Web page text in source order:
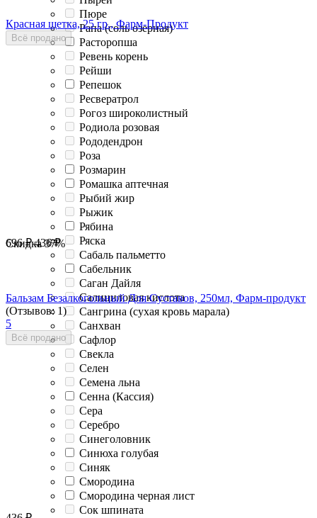
Пюре
Рапа (соль озерная)
Расторопша
Ревень корень
Рейши
Репешок
Ресвератрол
Рогоз широколистный
Родиола розовая
Рододендрон
Роза
Розмарин
Ромашка аптечная
Рыбий жир
Рыжик
Рябина
Ряска
Сабаль пальметто
Сабельник
Саган Дайля
Салициловая кислота
Сангрина (сухая кровь марала)
Санхван
Сафлор
Свекла
Селен
Семена льна
Сенна (Кассия)
Сера
Серебро
Синеголовник
Синюха голубая
Синяк
Смородина
Смородина черная лист
Сок шпината
Красная щетка, 25 гр., Фарм-Продукт
Всё продано
Скидка37%
696 ₽ 436 ₽
Бальзам Безалкогольный Для Суставов, 250мл, Фарм-продукт
(Отзывов: 1)
5
Всё продано